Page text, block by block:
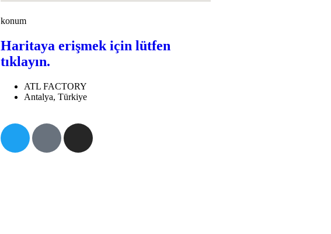
konum
Haritaya erişmek için lütfen
tıklayın.
ATL FACTORY
Antalya, Türkiye